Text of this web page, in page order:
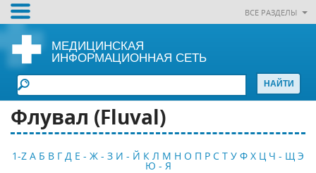
ВСЕ РАЗДЕЛЫ
МЕДИЦИНСКАЯ
ИНФОРМАЦИОННАЯ СЕТЬ
Флувал (Fluval)
1-Z А Б В Г Д Е - Ж - З И - Й К Л М Н О П Р С Т У Ф Х Ц Ч - Щ Э
Ю - Я